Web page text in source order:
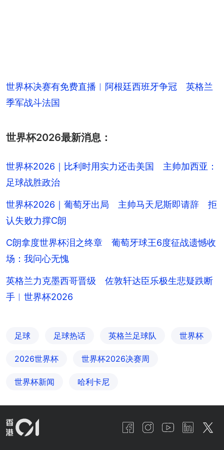
世界杯决赛有免费直播︱阿根廷西班牙争冠 英格兰
季军战斗法国
世界杯2026最新消息：
世界杯2026｜比利时用实力还击美国 主帅加西亚：
足球战胜政治
世界杯2026｜葡萄牙出局 主帅马天尼斯即请辞 拒
认失败力撑C朗
C朗拿度世界杯泪之终章 葡萄牙球王6度征战遗憾收
场：我问心无愧
英格兰力克墨西哥晋级 佐敦轩达臣乐极生悲疑跌断
手︱世界杯2026
足球 足球热话 英格兰足球队 世界杯
2026世界杯 世界杯2026决赛周
世界杯新闻 哈利卡尼